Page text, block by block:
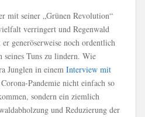
mit seiner „Grünen Revolution“
verringert und Regenwald
generöserweise noch ordentlich
Tuns zu lindern. Wie
Junglen in einem Interview mit
Pandemie nicht einfach so
sondern ein ziemlich
und Reduzierung der